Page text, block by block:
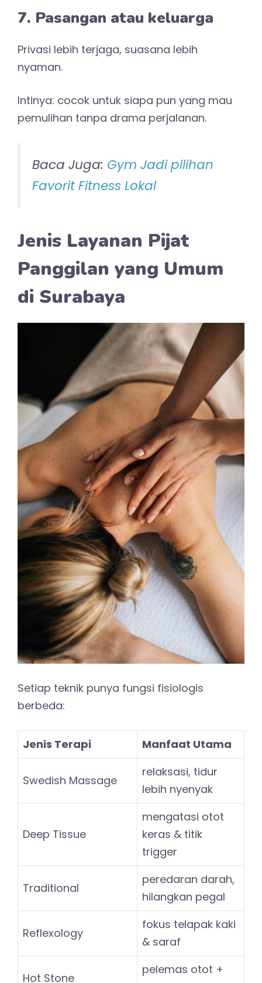
7. Pasangan atau keluarga
Privasi lebih terjaga, suasana lebih
nyaman.
Intinya: cocok untuk siapa pun yang mau
pemulihan tanpa drama perjalanan.
Baca Juga: Gym Jadi pilihan
Favorit Fitness Lokal
Jenis Layanan Pijat
Panggilan yang Umum
di Surabaya
Setiap teknik punya fungsi fisiologis
berbeda:
Jenis Terapi Manfaat Utama
Swedish Massage
relaksasi, tidur
lebih nyenyak
Deep Tissue
mengatasi otot
keras & titik
trigger
Traditional
peredaran darah,
hilangkan pegal
Reflexology
fokus telapak kaki
& saraf
Hot Stone
pelemas otot +